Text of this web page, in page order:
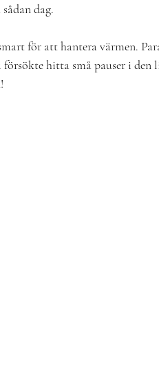
dag.
för att hantera värmen.
hitta små pauser i den